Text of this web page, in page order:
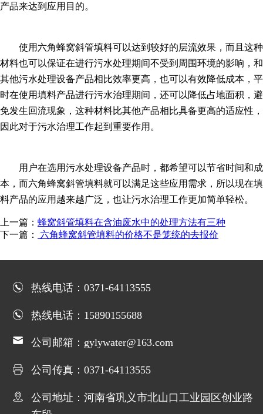
产品来达到应用目的。
使用六角蜂窝斜管填料可以达到较好的层流效果，而且这种
材料也可以保证在进行污水处理期间不受到周围环境的影响，和
其他污水处理设备产品相比效率更高，也可以有效降低成本，平
时在使用填料产品进行污水治理期间，还可以降低占地面积，避
免发生回流现象，这种材料比其他产品相比具备更高的适应性，
因此对于污水治理工作起到重要作用。
用户在选用污水处理设备产品时，都希望可以节省时间和成
本，而六角蜂窝斜管填料就可以满足这些应用需求，所以现在填
料产品的应用越来越广泛，也让污水治理工作更加简单轻松。
上一篇： 蜂窝斜管填料在含油废水中的处理方法有三种
下一篇：
六角蜂窝斜管填料的价格不是笼统的去报价
热线电话：0371-64113555
热线电话：15890155688
公司邮箱：gylywater@163.com
公司传真：0371-64113555
公司地址：河南省巩义市北山口工业园区创业路